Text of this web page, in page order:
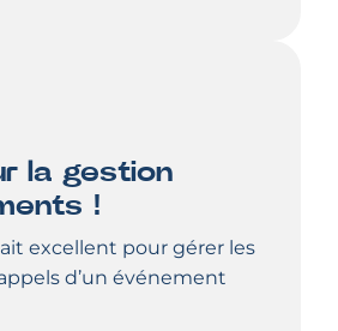
la gestion
!
excellent pour gérer les
d’un événement